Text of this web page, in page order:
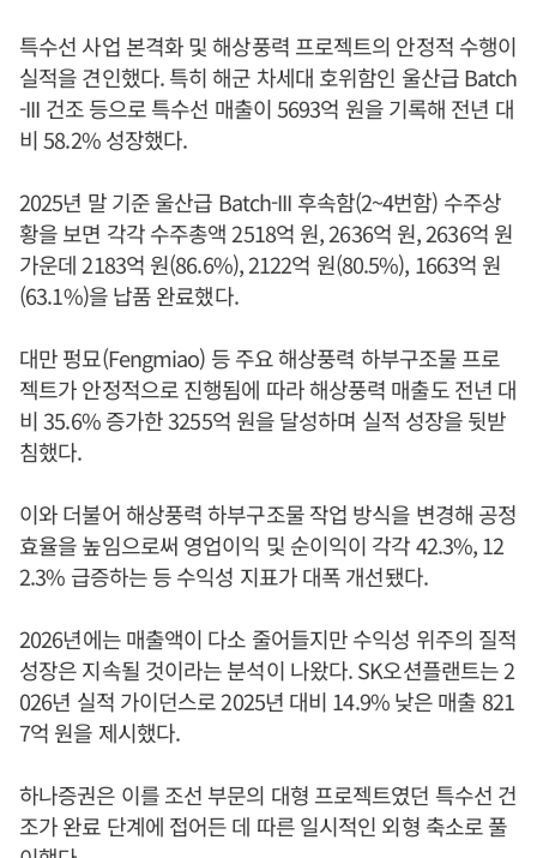
특수선 사업 본격화 및 해상풍력 프로젝트의 안정적 수행이
실적을 견인했다. 특히 해군 차세대 호위함인 울산급 Batch
-III 건조 등으로 특수선 매출이 5693억 원을 기록해 전년 대
비 58.2% 성장했다.
2025년 말 기준 울산급 Batch-III 후속함(2~4번함) 수주상
황을 보면 각각 수주총액 2518억 원, 2636억 원, 2636억 원
가운데 2183억 원(86.6%), 2122억 원(80.5%), 1663억 원
(63.1%)을 납품 완료했다.
대만 펑묘(Fengmiao) 등 주요 해상풍력 하부구조물 프로
젝트가 안정적으로 진행됨에 따라 해상풍력 매출도 전년 대
비 35.6% 증가한 3255억 원을 달성하며 실적 성장을 뒷받
침했다.
이와 더불어 해상풍력 하부구조물 작업 방식을 변경해 공정
효율을 높임으로써 영업이익 및 순이익이 각각 42.3%, 12
2.3% 급증하는 등 수익성 지표가 대폭 개선됐다.
2026년에는 매출액이 다소 줄어들지만 수익성 위주의 질적
성장은 지속될 것이라는 분석이 나왔다. SK오션플랜트는 2
026년 실적 가이던스로 2025년 대비 14.9% 낮은 매출 821
7억 원을 제시했다.
하나증권은 이를 조선 부문의 대형 프로젝트였던 특수선 건
조가 완료 단계에 접어든 데 따른 일시적인 외형 축소로 풀